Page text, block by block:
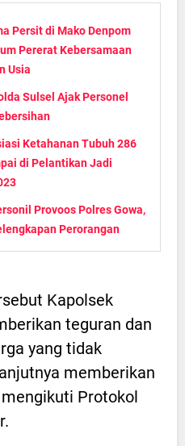
Persit di Mako Denpom
Pererat Kebersamaan
Usia
Sulsel Ajak Personel
Ketahanan Tubuh 286
di Pelantikan Jadi
Provoos Polres Gowa,
Perorangan
Kapolsek
teguran dan
yang tidak
memberikan
Protokol